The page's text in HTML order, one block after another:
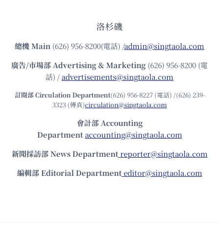
洛杉磯
總機Main (626) 956-8200(電話) /admin@singtaola.com
廣告/市場部Advertising & Marketing (626) 956-8200 (電
話) /advertisements@singtaola.com
訂閱部 Circulation Department(626) 956-8227 (電話) /(626) 239-
3323 (傳真)circulation@singtaola.com
會計部 Accounting
Department accounting@singtaola.com
新聞採訪部 News Department reporter@singtaola.com
編輯部 Editorial Department editor@singtaola.com